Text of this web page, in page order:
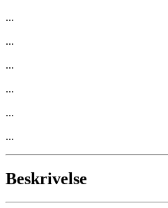
...
...
...
...
...
...
Beskrivelse